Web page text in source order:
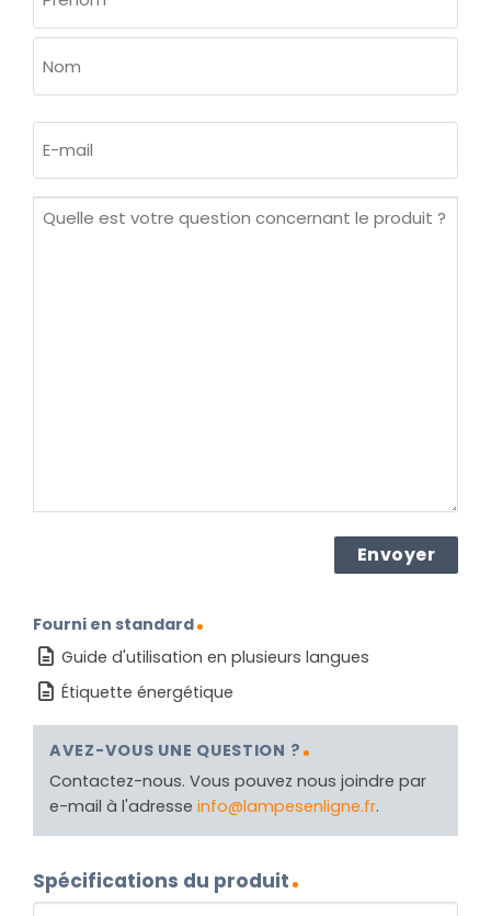
(NÉCESSAIRE)
Prénom
mail
Quelle
Fourni en standard
Guide d'utilisation en plusieurs langues
Étiquette énergétique
AVEZ-VOUS UNE QUESTION ?
Contactez-nous. Vous pouvez nous joindre par
e-mail à l'adresse info@lampesenligne.fr.
Spécifications du produit